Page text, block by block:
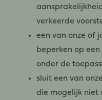
verkeerde
een van onze of
beperken op
onder de
sluit een van
die mogelijk niet